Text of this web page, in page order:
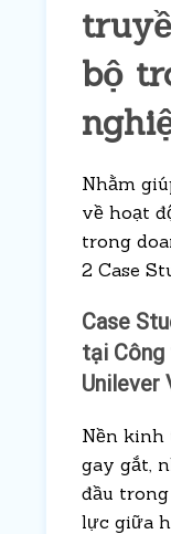
bộ
Nhằm
về hoạt
trong
2 Case
Case
tại
Unilever
Nền kinh
gay gắt,
đầu
lực giữa